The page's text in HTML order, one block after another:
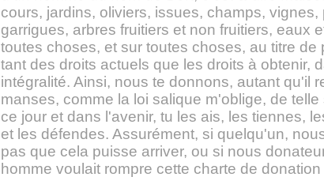
cours, jardins, oliviers, issues, champs, vignes,
garrigues, arbres fruitiers et non fruitiers, eaux
toutes choses, et sur toutes choses, au titre de
tant des droits actuels que les droits à obtenir,
intégralité. Ainsi, nous te donnons, autant qu'il
manses, comme la loi salique m'oblige, de telle
ce jour et dans l'avenir, tu les ais, les tiennes,
et les défendes. Assurément, si quelqu'un,
pas que cela puisse arriver, ou si nous
homme voulait rompre cette charte de